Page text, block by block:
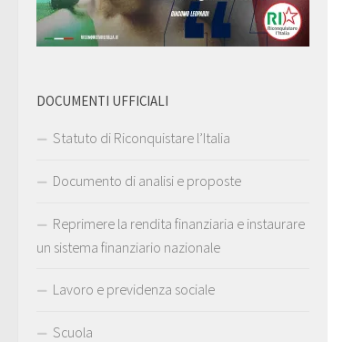
DOCUMENTI UFFICIALI
Statuto di Riconquistare l’Italia
Documento di analisi e proposte
Reprimere la rendita finanziaria e instaurare
un sistema finanziario nazionale
Lavoro e previdenza sociale
Scuola